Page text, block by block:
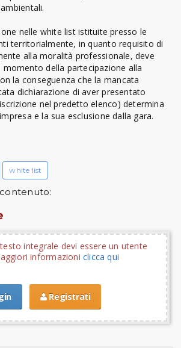
nelle white list istituite presso le
territorialmente, in quanto requisito di
alla moralità professionale, deve
della partecipazione alla
la conseguenza che la mancata
dichiarazione di aver presentato
nel predetto elenco) determina
e la sua esclusione dalla gara.
white list
integrale devi essere un utente
informazioni clicca qui
Registrati